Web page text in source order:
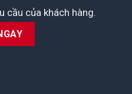
cầu của khách hàng.